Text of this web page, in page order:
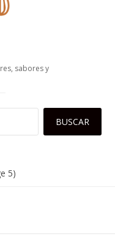
sabores y
5)